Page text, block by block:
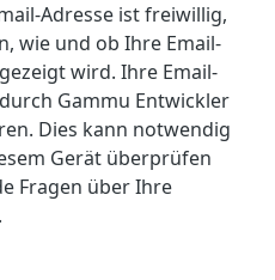
Adresse ist freiwillig,
wie und ob Ihre Email-
wird. Ihre Email-
Gammu Entwickler
Dies kann notwendig
Gerät überprüfen
Fragen über Ihre